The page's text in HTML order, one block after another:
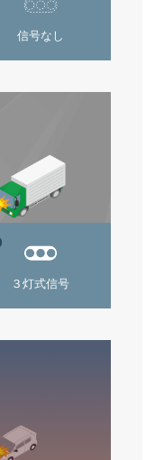
信号なし
３灯式信号